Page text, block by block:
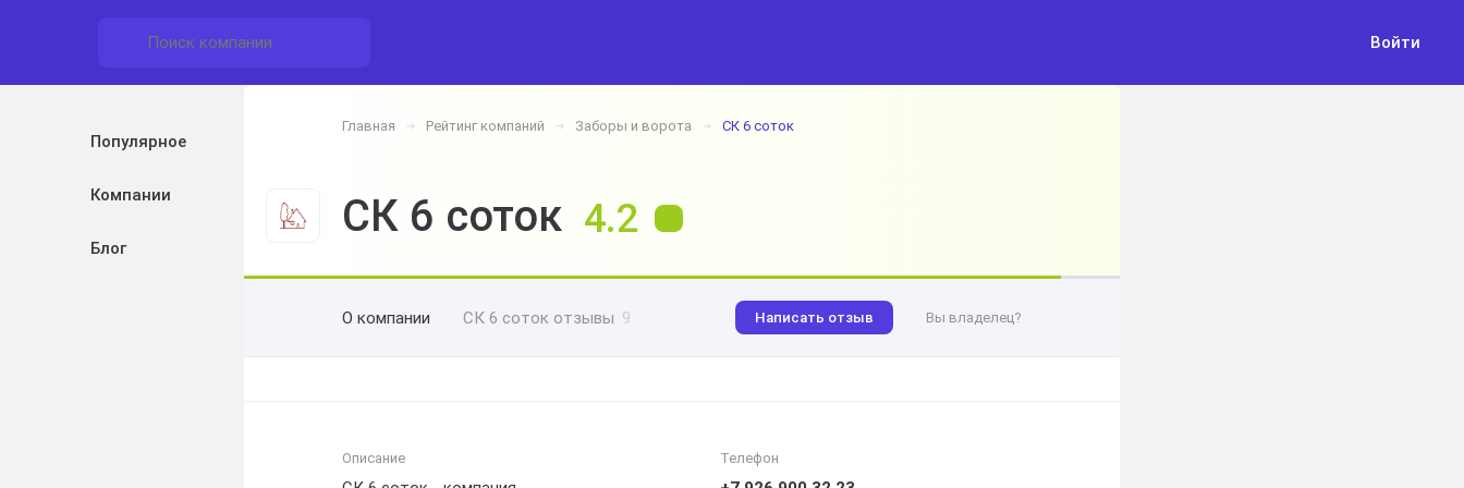
Войти
Популярное
Компании
Блог
Главная ➔ Рейтинг компаний ➔ Заборы и ворота ➔ СК 6 соток
СК 6 соток 4.2
О компании СК 6 соток отзывы 9 Написать отзыв Вы владелец?
Описание Телефон